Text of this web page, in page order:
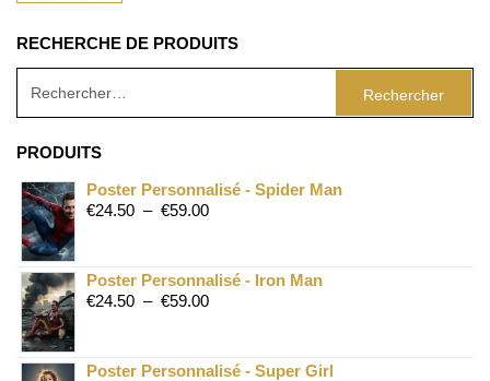
RECHERCHE DE PRODUITS
PRODUITS
Poster Personnalisé - Spider Man
€24.50 – €59.00
Poster Personnalisé - Iron Man
€24.50 – €59.00
Poster Personnalisé - Super Girl